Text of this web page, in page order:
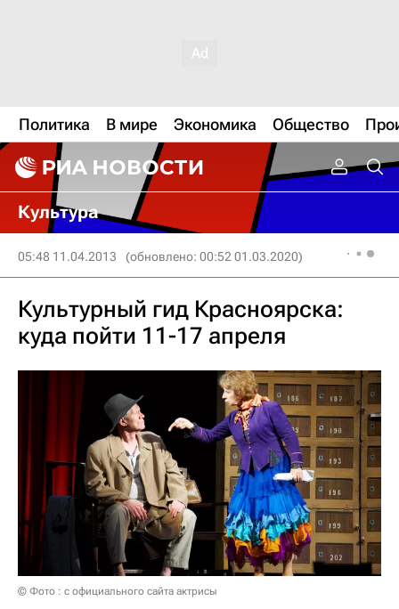
Политика В мире Экономика Общество
Культура
05:48 11.04.2013 (обновлено: 00:52 01.03.2020)
Культурный гид Красноярска:
куда пойти 11-17 апреля
© Фото : с официального сайта актрисы